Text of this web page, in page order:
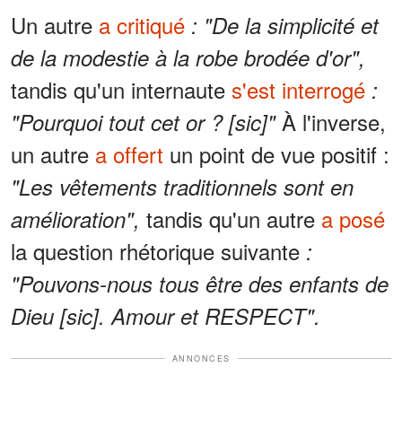
Un autre a critiqué : "De la simplicité et
de la modestie à la robe brodée d'or",
tandis qu'un internaute s'est interrogé :
"Pourquoi tout cet or ? [sic]"À l'inverse,
un autre a offert un point de vue positif :
"Les vêtements traditionnels sont en
amélioration", tandis qu'un autre a posé
la question rhétorique suivante :
"Pouvons-nous tous être des enfants de
Dieu [sic]. Amour et RESPECT".
ANNONCES